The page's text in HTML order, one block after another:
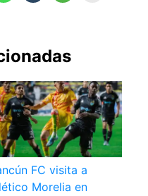
FC visita a
Morelia en